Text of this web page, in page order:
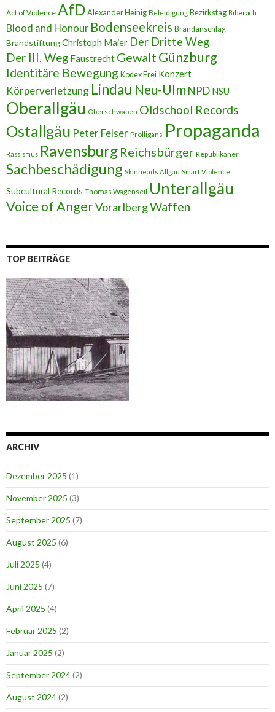
e
s
s
e
Act of Violence AfDAlexander Heinig Beleidigung Bezirkstag Biberach
Blood and Honour Bodenseekreis Brandanschlag
BrandstiftungChristoph Maier Der Dritte Weg
Der III. Weg Faustrecht Gewalt Günzburg
Identitäre Bewegung Kodex Frei Konzert
Körperverletzung Lindau Neu-Ulm NPD NSU
Oberallgäu Oberschwaben Oldschool Records
Ostallgäu Peter Felser Prolligans Propaganda
Rassismus Ravensburg Reichsbürger Republikaner
Sachbeschädigung Skinheads Allgäu Smart Violence
Subcultural Records Thomas Wagenseil Unterallgäu
Voice of AngerVorarlbergWaffen
TOP BEITRÄGE
ARCHIV
Dezember 2025 (1)
November 2025 (3)
September 2025 (7)
August 2025 (6)
Juli 2025 (4)
Juni 2025 (7)
April 2025 (4)
Februar 2025 (2)
Januar 2025 (2)
September 2024(2)
August 2024(2)